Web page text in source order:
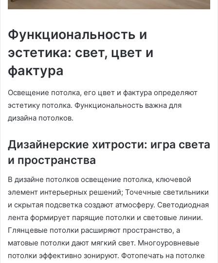
Функциональность и
эстетика: свет, цвет и
фактура
Освещение потолка, его цвет и фактура определяют
эстетику потолка. Функциональность важна для
дизайна потолков.
Дизайнерские хитрости: игра света
и пространства
В дизайне потолков освещение потолка, ключевой
элемент интерьерных решений; Точечные светильники
и скрытая подсветка создают атмосферу. Светодиодная
лента формирует парящие потолки и световые линии.
Глянцевые потолки расширяют пространство, а
матовые потолки дают мягкий свет. Многоуровневые
потолки эффективно зонируют. Фотопечать на потолке